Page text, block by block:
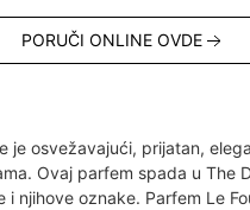
PORUČI ONLINE OVDE
je osvežavajući, prijatan,
Ovaj parfem spada u The
njihove oznake. Parfem Le